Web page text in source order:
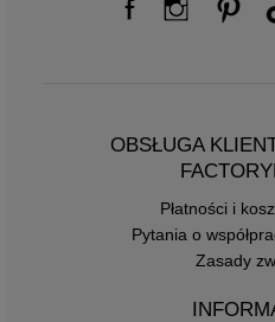
OBSŁUGA
Płatności i
Pytania o
Zasady